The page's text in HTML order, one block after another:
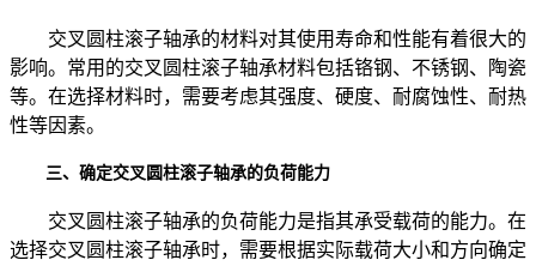
交叉圆柱滚子轴承的材料对其使用寿命和性能有着很大的
影响。常用的交叉圆柱滚子轴承材料包括铬钢、不锈钢、陶瓷
等。在选择材料时，需要考虑其强度、硬度、耐腐蚀性、耐热
性等因素。
三、确定交叉圆柱滚子轴承的负荷能力
交叉圆柱滚子轴承的负荷能力是指其承受载荷的能力。在
选择交叉圆柱滚子轴承时，需要根据实际载荷大小和方向确定